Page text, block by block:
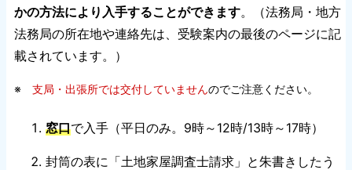
かの方法により入手することができます。（法務局・地方
法務局の所在地や連絡先は、受験案内の最後のページに記
載されています。）
※ 支局・出張所では交付していませんのでご注意ください。
窓口で入手（平日のみ。9時～12時/13時～17時）
封筒の表に「土地家屋調査士請求」と朱書きしたう